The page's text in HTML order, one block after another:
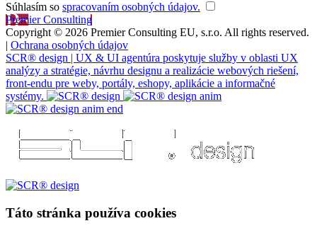
Súhlasím so spracovaním osobných údajov.
Premier Consulting
Copyright © 2026 Premier Consulting EU, s.r.o. All rights reserved.
| Ochrana osobných údajov
SCR® design | UX & UI agentúra poskytuje služby v oblasti UX
analýzy a stratégie, návrhu designu a realizácie webových riešení,
front-endu pre weby, portály, eshopy, aplikácie a informačné
systémy.
Táto stránka používa cookies